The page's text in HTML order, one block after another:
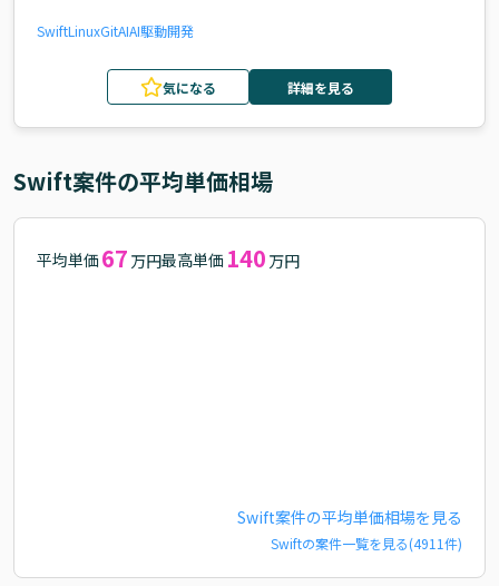
SwiftLinuxGitAIAI駆動開発
気になる 詳細を見る
Swift案件の平均単価相場
平均単価 67 万円最高単価 140 万円
Swift案件の平均単価相場を見る
Swiftの案件一覧を見る(4911件)